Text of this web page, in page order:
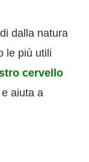
dalla natura
le più utili
cervello
aiuta a